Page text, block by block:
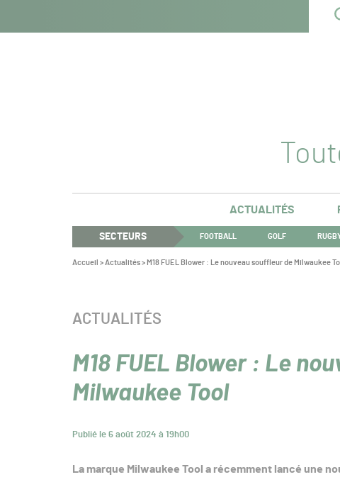
ACTUALITÉS
SECTEURS FOOTBALL GOLF
Vous
Accueil >Actualités> M18 FUEL Blower : Le nouveau souffleur de Milwaukee
M18 FUEL Blower : Le
Milwaukee Tool
Publié le 6 août 2024 à 19h00
CATÉGORIE :
ACTUALITÉS
La marque Milwaukee Tool a récemment lancé une